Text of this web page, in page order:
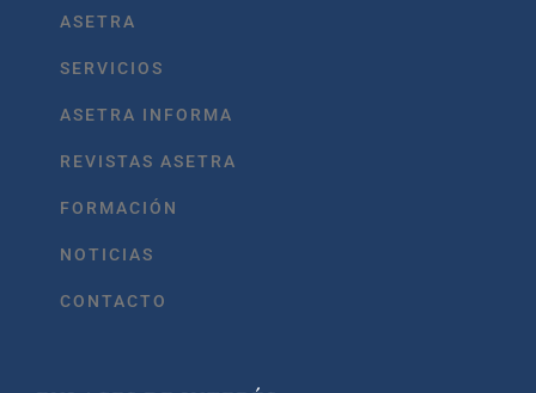
ASETRA
SERVICIOS
ASETRA INFORMA
REVISTAS ASETRA
FORMACIÓN
NOTICIAS
CONTACTO